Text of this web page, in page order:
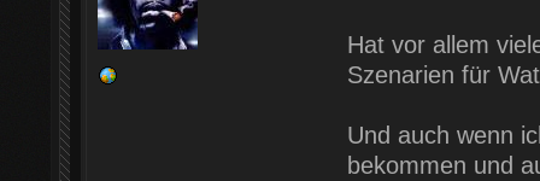
Hat vor allem
Szenarien für
Und auch wenn
bekommen und